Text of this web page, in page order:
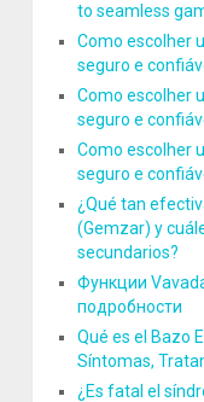
to seamless
Como escolher
seguro e
Como escolher
seguro e
Como escolher
seguro e
¿Qué tan
(Gemzar) y
secundarios?
Функции
подробности
Qué es el Bazo
Síntomas,
¿Es fatal el